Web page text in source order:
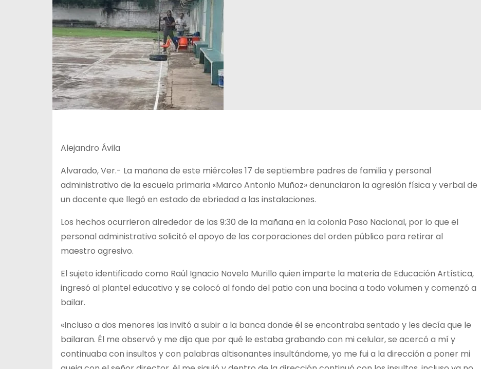
Alejandro Ávila
Alvarado, Ver.- La mañana de este miércoles 17 de septiembre padres de familia y personal
administrativo de la escuela primaria «Marco Antonio Muñoz» denunciaron la agresión física y verbal de
un docente que llegó en estado de ebriedad a las instalaciones.
Los hechos ocurrieron alrededor de las 9:30 de la mañana en la colonia Paso Nacional, por lo que el
personal administrativo solicitó el apoyo de las corporaciones del orden público para retirar al
maestro agresivo.
El sujeto identificado como Raúl Ignacio Novelo Murillo quien imparte la materia de Educación Artística,
ingresó al plantel educativo y se colocó al fondo del patio con una bocina a todo volumen y comenzó a
bailar.
«Incluso a dos menores las invitó a subir a la banca donde él se encontraba sentado y les decía que le
bailaran. Él me observó y me dijo que por qué le estaba grabando con mi celular, se acercó a mí y
continuaba con insultos y con palabras altisonantes insultándome, yo me fui a la dirección a poner mi